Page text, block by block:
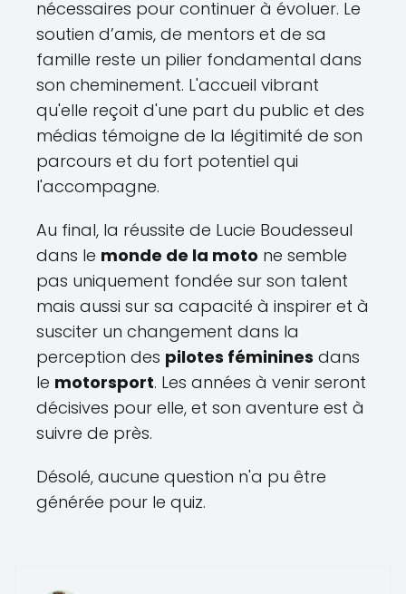
nécessaires pour continuer à évoluer. Le
soutien d’amis, de mentors et de sa
famille reste un pilier fondamental dans
son cheminement. L'accueil vibrant
qu'elle reçoit d'une part du public et des
médias témoigne de la légitimité de son
parcours et du fort potentiel qui
l'accompagne.
Au final, la réussite de Lucie Boudesseul
dans le monde de la moto ne semble
pas uniquement fondée sur son talent
mais aussi sur sa capacité à inspirer et à
susciter un changement dans la
perception des pilotes féminines dans
le motorsport. Les années à venir seront
décisives pour elle, et son aventure est à
suivre de près.
Désolé, aucune question n'a pu être
générée pour le quiz.